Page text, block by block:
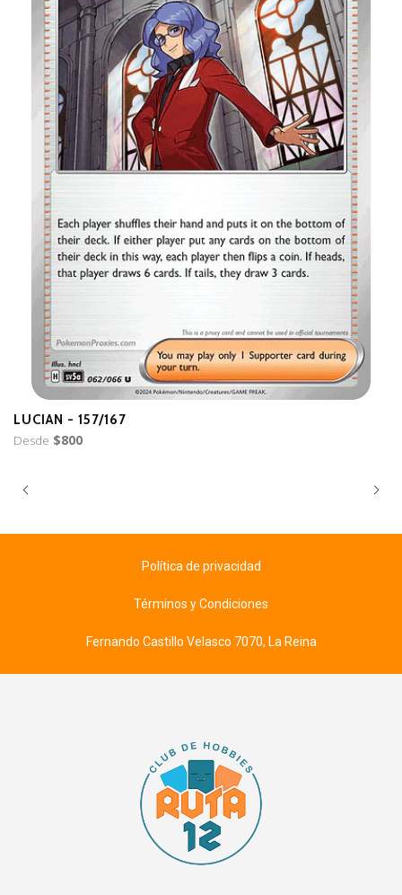
LUCIAN - 157/167
Desde $800
Política de privacidad
Términos y Condiciones
Fernando Castillo Velasco 7070, La Reina